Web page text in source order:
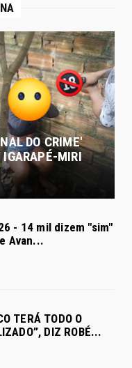
DO CRIME'
MIRI
- 14 mil dizem "sim"
Avan...
TERÁ TODO O
DIZ ROBÉ...